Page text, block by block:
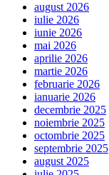
august 2026
iulie 2026
iunie 2026
mai 2026
aprilie 2026
martie 2026
februarie 2026
ianuarie 2026
decembrie 2025
noiembrie 2025
octombrie 2025
septembrie 2025
august 2025